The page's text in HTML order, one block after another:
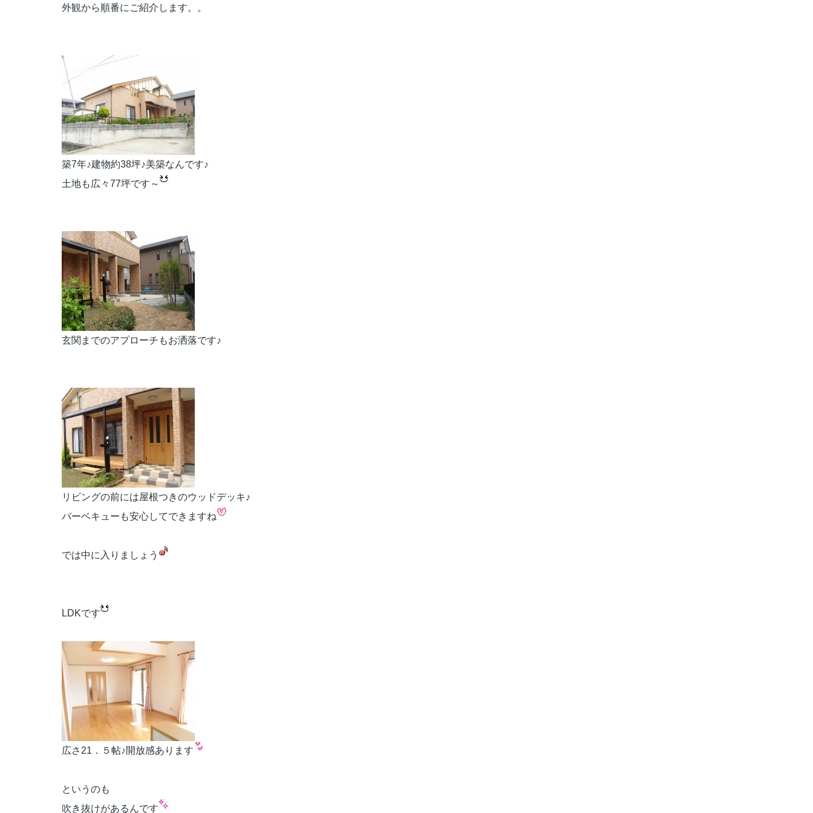
外観から順番にご紹介します。。
築7年♪建物約38坪♪美築なんです♪
土地も広々77坪です～
玄関までのアプローチもお洒落です♪
リビングの前には屋根つきのウッドデッキ♪
バーベキューも安心してできますね
では中に入りましょう
LDKです
広さ21．５帖♪開放感あります
というのも
吹き抜けがあるんです